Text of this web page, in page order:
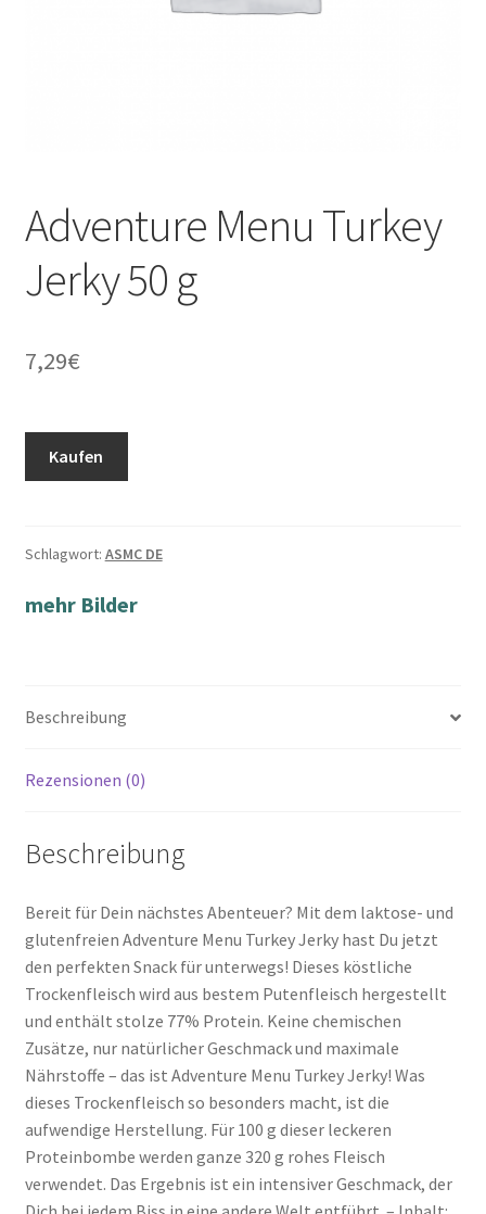
Adventure Menu Turkey
Jerky 50 g
7,29€
Kaufen
Schlagwort: ASMC DE
mehr Bilder
Beschreibung
Rezensionen (0)
Beschreibung
Bereit für Dein nächstes Abenteuer? Mit dem laktose- und
glutenfreien Adventure Menu Turkey Jerky hast Du jetzt
den perfekten Snack für unterwegs! Dieses köstliche
Trockenfleisch wird aus bestem Putenfleisch hergestellt
und enthält stolze 77% Protein. Keine chemischen
Zusätze, nur natürlicher Geschmack und maximale
Nährstoffe – das ist Adventure Menu Turkey Jerky! Was
dieses Trockenfleisch so besonders macht, ist die
aufwendige Herstellung. Für 100 g dieser leckeren
Proteinbombe werden ganze 320 g rohes Fleisch
verwendet. Das Ergebnis ist ein intensiver Geschmack, der